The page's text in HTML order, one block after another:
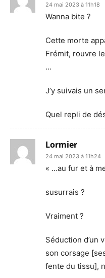
24 mai 2023 à 11h18
Wanna bite ?
Cette morte
Frémit, rouvre
…
J’y suivais un
Quel repli de
Lormier
24 mai 2023 à 11h24
« …au fur et à
susurrais ?
Vraiment ?
Séduction d’un
son corsage
fente du tissu],